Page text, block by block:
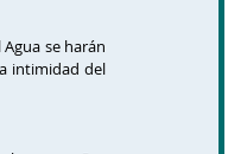
se harán
intimidad del